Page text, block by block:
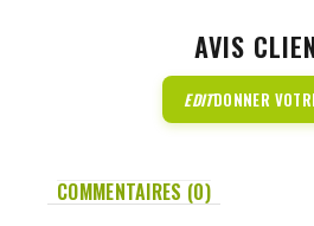
AVIS
EDITDONNER
COMMENTAIRES (0)